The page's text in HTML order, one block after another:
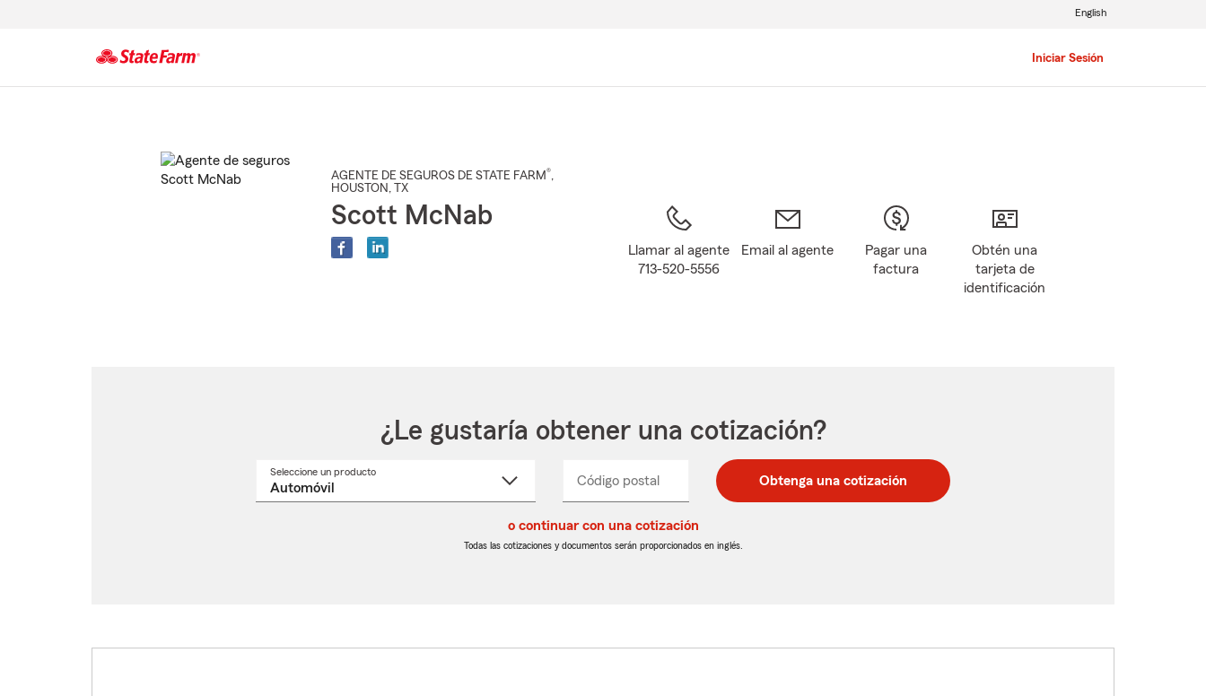
Iniciar Sesión
English
AGENTE DE SEGUROS DE STATE FARM®,
HOUSTON , TX
Scott McNab
Llamar al agente
713-520-5556
Email al agente
Pagar una
factura
Obtén una
tarjeta de
identificación
¿Le gustaría obtener una cotización?
Seleccione un productoSeleccione
Código postal
postal
de
postal
de
_____ Obtenga una cotización
o continuar con una cotización
Todas las cotizaciones y documentos serán proporcionados en inglés.